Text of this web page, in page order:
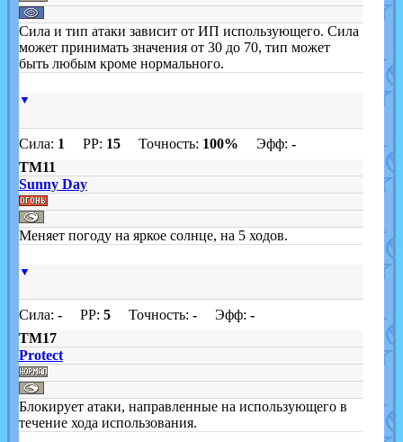
Сила и тип атаки зависит от ИП использующего. Сила
может принимать значения от 30 до 70, тип может
быть любым кроме нормального.
▼
Сила: 1 PP: 15Точность: 100% Эфф: -
TM11
Sunny Day
Меняет погоду на яркое солнце, на 5 ходов.
▼
Сила: -PP: 5Точность: -Эфф: -
TM17
Protect
Блокирует атаки, направленные на использующего в
течение хода использования.